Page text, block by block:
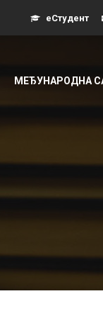
еСтудент
МЕЂУНАРОДНА